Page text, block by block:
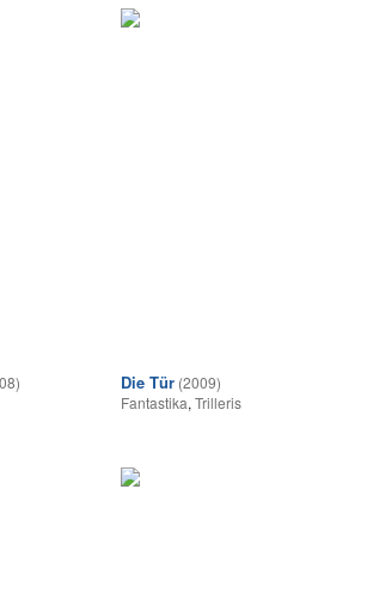
Die Tür (2009)
Fantastika, Trilleris